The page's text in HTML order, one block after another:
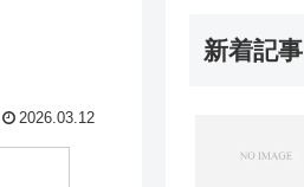
2026.03.12
新着記事